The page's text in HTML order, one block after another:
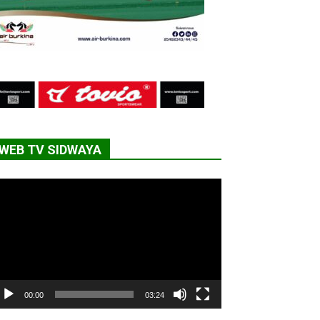
TV SIDWAYA
00:00 03:24